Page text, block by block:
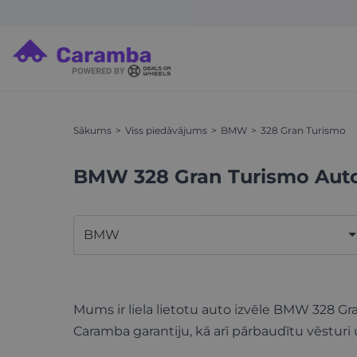
Sākums Viss piedāvājums BMW 328 Gran Turismo
BMW 328 Gran Turismo
BMW
Mums ir liela lietotu auto izvēle BMW 328
Caramba garantiju, kā arī pārbaudītu